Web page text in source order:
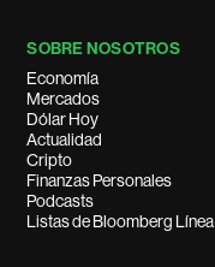
SOBRE NOSOTROS
Economía
Mercados
Dólar Hoy
Actualidad
Cripto
Finanzas Personales
Podcasts
Listas de Bloomberg Línea